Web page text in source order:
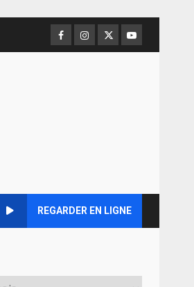
Facebook
Instagram
TwitterYoutube
REGARDER EN LIGNE